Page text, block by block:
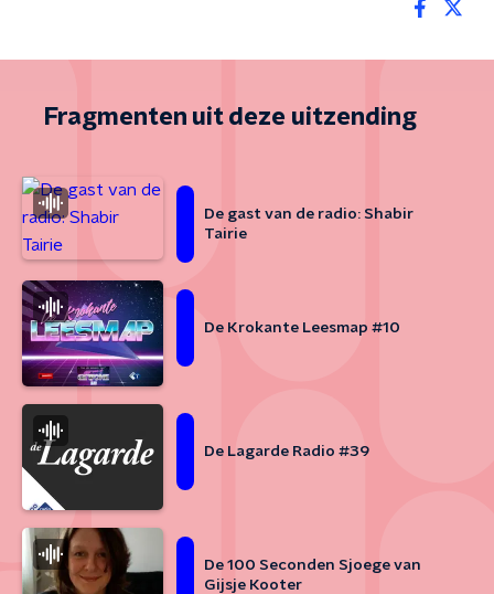
Fragmenten uit deze uitzending
De gast van de radio: Shabir
Tairie
De Krokante Leesmap #10
De Lagarde Radio #39
De 100 Seconden Sjoege van
Gijsje Kooter